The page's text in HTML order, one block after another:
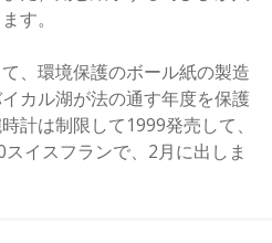
す。
、環境保護のボール紙の製造
カル湖が法の通す年度を保護
計は制限して1999発売して、
イスフランで、2月に出しま